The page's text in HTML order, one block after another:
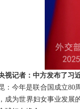
视记者：中方发布了习
：今年是联合国成立80
成为世界妇女事业发展